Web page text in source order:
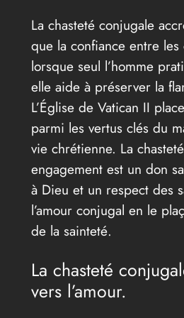
La chasteté conjugale
que la confiance entre
lorsque seul l’homme
elle aide à préserver la
L’Église de Vatican II
parmi les vertus clés du
vie chrétienne. La
engagement est un don
à Dieu et un respect des
l’amour conjugal en le
de la sainteté.
La chasteté
vers l’amour.